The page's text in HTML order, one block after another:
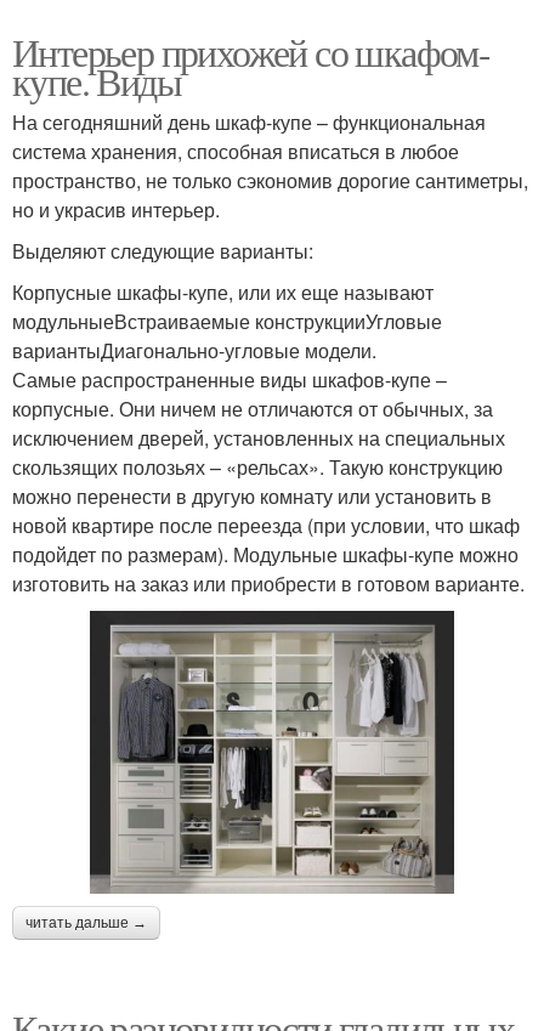
Интерьер прихожей со шкафом-
купе. Виды
На сегодняшний день шкаф-купе – функциональная
система хранения, способная вписаться в любое
пространство, не только сэкономив дорогие сантиметры,
но и украсив интерьер.
Выделяют следующие варианты:
Корпусные шкафы-купе, или их еще называют
модульныеВстраиваемые конструкцииУгловые
вариантыДиагонально-угловые модели.
Самые распространенные виды шкафов-купе –
корпусные. Они ничем не отличаются от обычных, за
исключением дверей, установленных на специальных
скользящих полозьях – «рельсах». Такую конструкцию
можно перенести в другую комнату или установить в
новой квартире после переезда (при условии, что шкаф
подойдет по размерам). Модульные шкафы-купе можно
изготовить на заказ или приобрести в готовом варианте.
читать дальше →